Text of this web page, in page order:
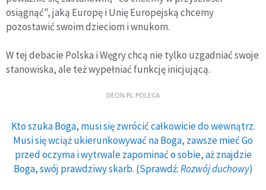
osiągnąć", jaką Europę i Unię Europejską chcemy
pozostawić swoim dzieciom i wnukom.
W tej debacie Polska i Węgry chcą nie tylko uzgadniać swoje
stanowiska, ale też wypełniać funkcję inicjującą.
DEON.PL POLECA
Kto szuka Boga, musi się zwrócić całkowicie do wewnątrz.
Musi się wciąż ukierunkowywać na Boga, zawsze mieć Go
przed oczyma i wytrwale zapominać o sobie, aż znajdzie
Boga, swój prawdziwy skarb. (Sprawdź:Rozwój duchowy)